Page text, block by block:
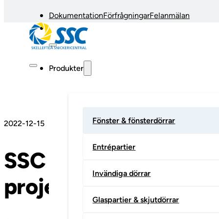
DokumentationFörfrågningarFelanmälan
Produkter
Fönster & fönsterdörrar
Entrépartier
Invändiga dörrar
Glaspartier & skjutdörrar
2022-12-15
SSC Klingan
projektledare